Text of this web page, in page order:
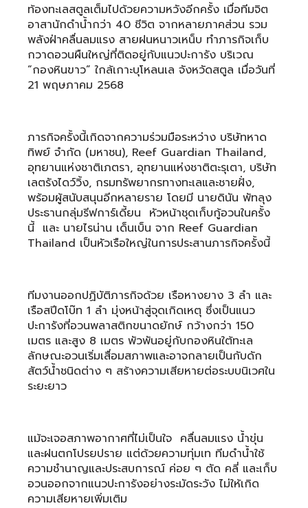
ท้องทะเลสตูลเต็มไปด้วยความหวังอีกครั้ง เมื่อทีมจิต
อาสานักดำน้ำกว่า 40 ชีวิต จากหลายภาคส่วน รวม
พลังฝ่าคลื่นลมแรง สายฝนหนาวเหน็บ ทำภารกิจเก็บ
กวาดอวนผืนใหญ่ที่ติดอยู่กับแนวปะการัง บริเวณ
“กองหินขาว” ใกล้เกาะบุโหลนเล จังหวัดสตูล เมื่อวันที่
21 พฤษภาคม 2568
ภารกิจครั้งนี้เกิดจากความร่วมมือระหว่าง บริษัทหาด
ทิพย์ จำกัด (มหาชน), Reef Guardian Thailand,
อุทยานแห่งชาติเภตรา, อุทยานแห่งชาติตะรุเตา, บริษัท
เลตรังไดว์วิ้ง, กรมทรัพยากรทางทะเลและชายฝั่ง,
พร้อมผู้สนับสนุนอีกหลายราย โดยมี นายดินัน พัทลุง
ประธานกลุ่มรีฟการ์เดี้ยน หัวหน้าชุดเก็บกู้อวนในครั้ง
นี้ และ นายไรน่าน เด็นเบ็น จาก Reef Guardian
Thailand เป็นหัวเรือใหญ่ในการประสานภารกิจครั้งนี้
ทีมงานออกปฏิบัติภารกิจด้วย เรือหางยาง 3 ลำ และ
เรือสปีดโบ๊ท 1 ลำ มุ่งหน้าสู่จุดเกิดเหตุ ซึ่งเป็นแนว
ปะการังที่อวนพลาสติกขนาดยักษ์ กว้างกว่า 150
เมตร และสูง 8 เมตร พัวพันอยู่กับกองหินใต้ทะเล
ลักษณะอวนเริ่มเสื่อมสภาพและอาจกลายเป็นกับดัก
สัตว์น้ำชนิดต่าง ๆ สร้างความเสียหายต่อระบบนิเวศใน
ระยะยาว
แม้จะเจอสภาพอากาศที่ไม่เป็นใจ คลื่นลมแรง น้ำขุ่น
และฝนตกโปรยปราย แต่ด้วยความทุ่มเท ทีมดำน้ำใช้
ความชำนาญและประสบการณ์ ค่อย ๆ ตัด คลี่ และเก็บ
อวนออกจากแนวปะการังอย่างระมัดระวัง ไม่ให้เกิด
ความเสียหายเพิ่มเติม